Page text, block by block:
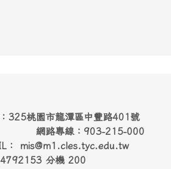
325桃園市龍潭區中豐路401號
網路專線：903-215-000
mis@m1.cles.tyc.edu.tw
分機 200